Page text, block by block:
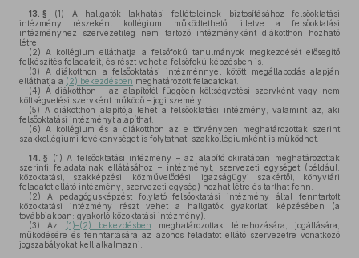
13. § (1)
A hallgatók lakhatási feltételeinek biztosításához felsőoktatási
intézmény részeként kollégium működtethető, illetve a felsőoktatási
intézményhez szervezetileg nem tartozó intézményként diákotthon hozható
létre.
(2) A kollégium elláthatja a felsőfokú tanulmányok megkezdését elősegítő
felkészítés feladatait, és részt vehet a felsőfokú képzésben is.
(3) A diákotthon a felsőoktatási intézménnyel kötött megállapodás alapján
elláthatja a (2) bekezdésben meghatározott feladatokat.
(4) A diákotthon – az alapítótól függően költségvetési szervként vagy nem
költségvetési szervként működő – jogi személy.
(5) A diákotthon alapítója lehet a felsőoktatási intézmény, valamint az, aki
felsőoktatási intézményt alapíthat.
(6) A kollégium és a diákotthon az e törvényben meghatározottak szerint
szakkollégiumi tevékenységet is folytathat, szakkollégiumként is működhet.
14. § (1) A felsőoktatási intézmény – az alapító okiratában meghatározottak
szerinti feladatainak ellátásához – intézményt, szervezeti egységet (például:
közoktatási, szakképzési, közművelődési, igazságügyi szakértői, könyvtári
feladatot ellátó intézmény, szervezeti egység) hozhat létre és tarthat fenn.
(2) A pedagógusképzést folytató felsőoktatási intézmény által fenntartott
közoktatási intézmény részt vehet a hallgatók gyakorlati képzésében (a
továbbiakban: gyakorló közoktatási intézmény).
(3) Az (1)–(2) bekezdésben meghatározottak létrehozására, jogállására,
működésére és fenntartására az azonos feladatot ellátó szervezetre vonatkozó
jogszabályokat kell alkalmazni.